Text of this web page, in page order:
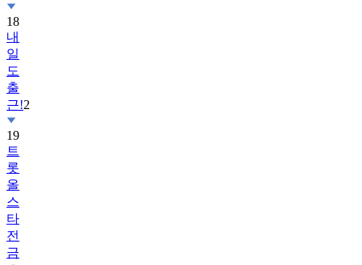
18
내
일
도
출
근!2
19
트
롯
올
스
타
전
금